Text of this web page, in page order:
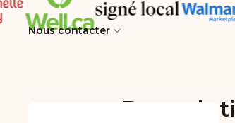
Nous contacter
Des